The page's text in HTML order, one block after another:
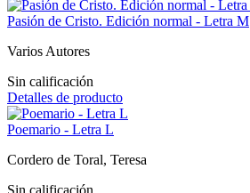
Pasión de Cristo. Edición normal - Letra M
Varios Autores
Sin calificación
Detalles de producto
Poemario - Letra L
Cordero de Toral, Teresa
Sin calificación